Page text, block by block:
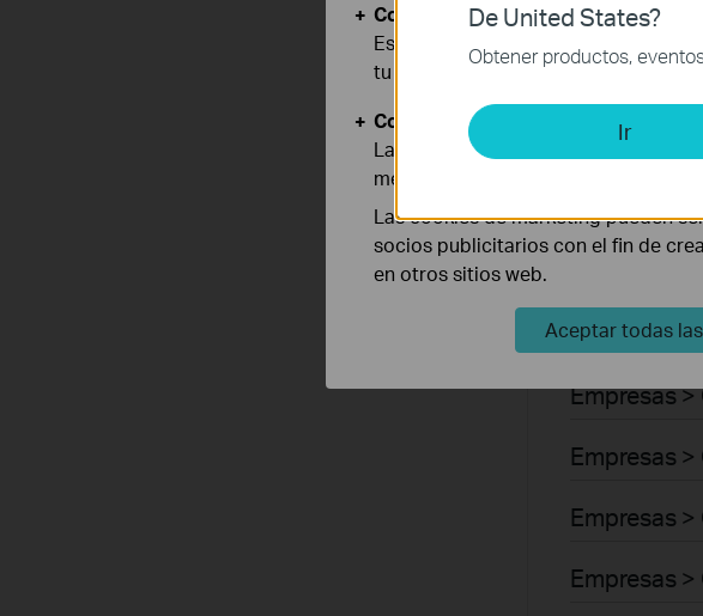
Empresas >
Empresas
Empresas
Empresas
Empresas
Empresas
Empresas
Empresas
De United States?
Obtener productos,
Ir
Cookies Básicas
Estas cookies son necesarias para
tu sistema.
Cookies de Análisis y de Marketing
Las cookies de análisis nos
mejorar y adaptar la funcionalidad
Las cookies de marketing pueden
socios publicitarios con el fin de
en otros sitios web.
Aceptar todas